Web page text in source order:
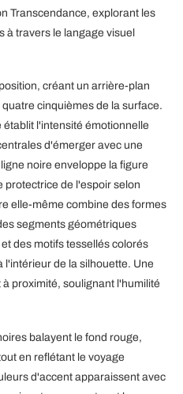
Transcendance, explorant les
à travers le langage visuel
créant un arrière-plan
cinquièmes de la surface.
l'intensité émotionnelle
d'émerger avec une
noire enveloppe la figure
de l'espoir selon
elle-même combine des formes
segments géométriques
des motifs tessellés colorés
l'intérieur de la silhouette. Une
proximité, soulignant l'humilité
balayent le fond rouge,
en reflétant le voyage
d'accent apparaissent avec